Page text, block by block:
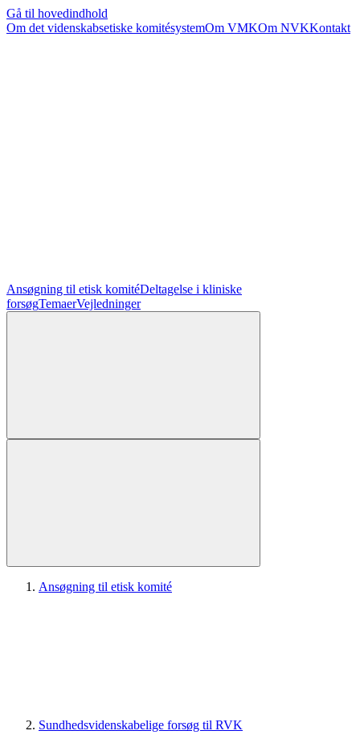
Gå til hovedindhold
Om det videnskabsetiske komitésystemOm VMKOm NVKKontakt
Ansøgning til etisk komitéDeltagelse i kliniske
forsøgTemaerVejledninger
Ansøgning til etisk komité
Sundhedsvidenskabelige forsøg til RVK